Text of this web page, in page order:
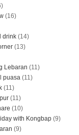
(16)
drink (14)
(13)
Lebaran (11)
puasa (11)
(11)
(11)
(10)
with Kongbap (9)
(9)